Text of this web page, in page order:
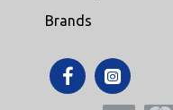
Brands